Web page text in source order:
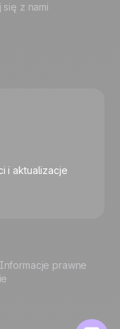
cookie
się z nami
i aktualizacje
Informacje prawne